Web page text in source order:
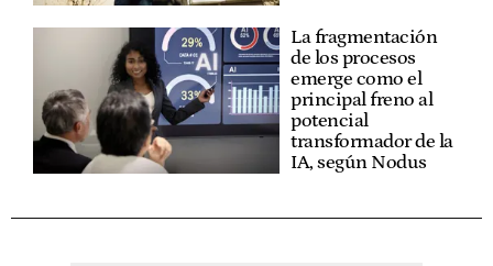
La fragmentación
de los procesos
emerge como el
principal freno al
potencial
transformador de la
IA, según Nodus